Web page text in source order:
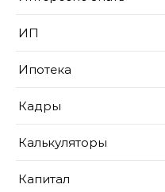
ИП
Ипотека
Кадры
Калькуляторы
Капитал